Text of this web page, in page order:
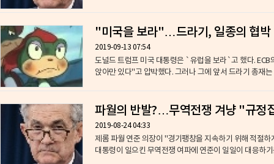
"미국을 보라"…드라기, 일종의 협박
2019-09-13 07:54
도널드 트럼프 미국 대통령은 `유럽을 보라`고 했다. ECB
앉아만 있다"고 압박했다. 그러나 그에 앞서 드라기 총재
파월의 반발?…무역전쟁 겨냥 "규정
2019-08-24 04:33
제롬 파월 연준 의장이 "경기팽창을 지속하기 위해 적절
대통령이 일으킨 무역전쟁 여파에 연준이 일일이 대응하